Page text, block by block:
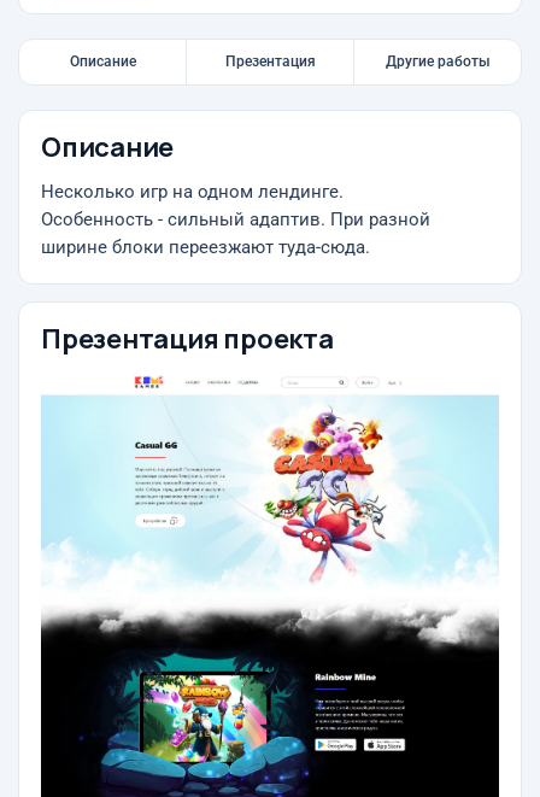
Описание Презентация Другие работы
Описание
Несколько игр на одном лендинге.
Особенность - сильный адаптив. При разной
ширине блоки переезжают туда-сюда.
Презентация проекта